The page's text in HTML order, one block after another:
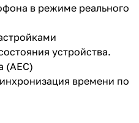
в режиме реального
устройства.
(AEC)
времени по